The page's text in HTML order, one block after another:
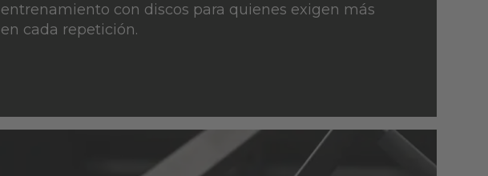
entrenamiento con discos para quienes exigen más
en cada repetición.